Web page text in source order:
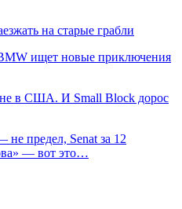
на старые грабли
ищет новые приключения
не в США. И Small Block дорос
предел, Senat за 12
— вот это…